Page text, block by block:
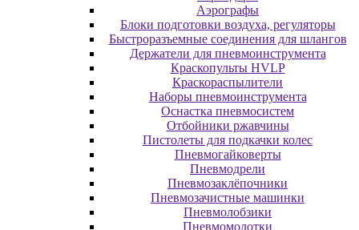
Аэрографы
Блоки подготовки воздуха, регуляторы
Быстроразъемные соединения для шлангов
Держатели для пневмоинструмента
Краскопульты HVLP
Краскораспылители
Наборы пневмоинструмента
Оснастка пневмосистем
Отбойники ржавчины
Пистолеты для подкачки колес
Пневмогайковерты
Пневмодрели
Пневмозаклёпочники
Пневмозачистные машинки
Пневмолобзики
Пневмомолотки